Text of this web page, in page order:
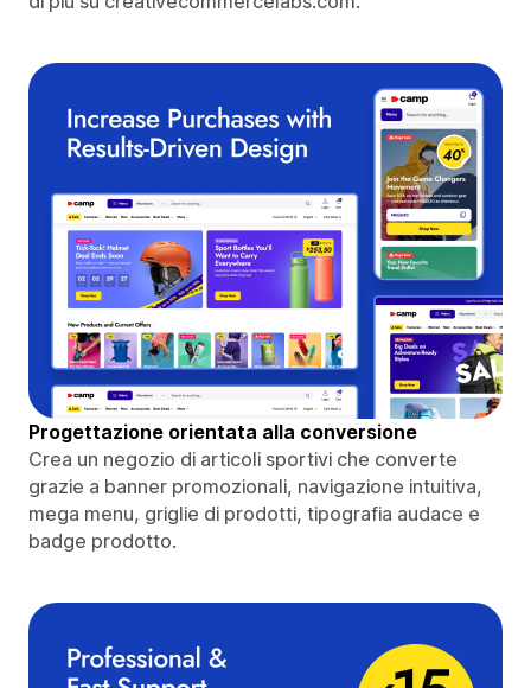
Progettazione orientata alla conversione
Crea un negozio di articoli sportivi che converte
grazie a banner promozionali, navigazione intuitiva,
mega menu, griglie di prodotti, tipografia audace e
badge prodotto.